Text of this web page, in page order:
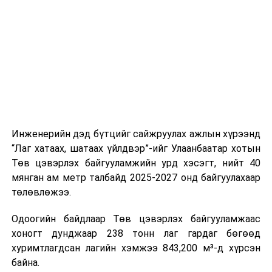
өдөр тутмын ажлын бэлэн байдлыг хангах зэрэг
практик ур чадварыг сургалтын хөтөлбөрт тусгажээ.
Сургалтыг танилцуулах лекц, асуулт-хариулт,
жишээнд суурилсан сургалт, багаар ажиллах дасгал,
танилцах, онцгой нөхцөлд ажиллах дадлага зэрэг
онол, практик хосолсон хэлбэрээр зохион байгуулж
байна.
Инженерийн дэд бүтцийг сайжруулах ажлын хүрээнд
“Лаг хатаах, шатаах үйлдвэр”-ийг Улаанбаатар хотын
Төв цэвэрлэх байгууламжийн урд хэсэгт, нийт 40
мянган ам метр талбайд 2025-2027 онд байгуулахаар
төлөвлөжээ.
Одоогийн байдлаар Төв цэвэрлэх байгууламжаас
хоногт дунджаар 238 тонн лаг гардаг бөгөөд
хуримтлагдсан лагийн хэмжээ 843,200 м³-д хүрсэн
байна.